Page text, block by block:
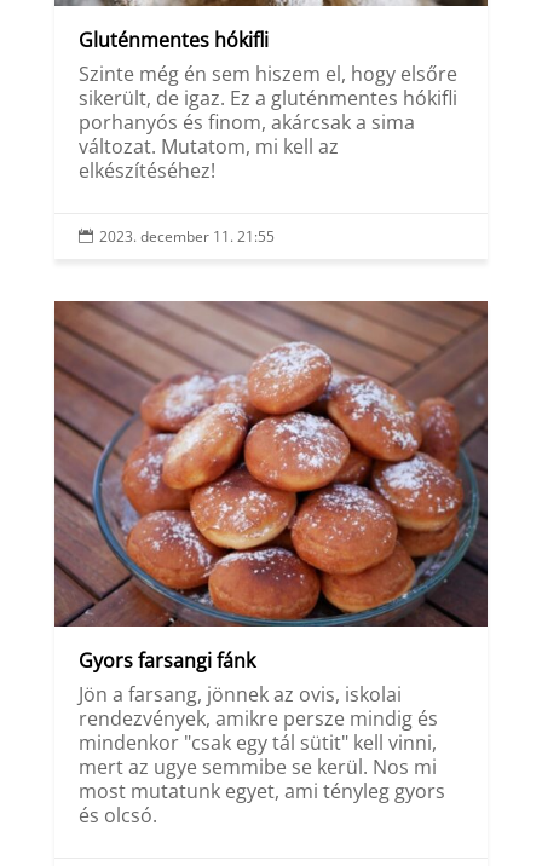
Gluténmentes hókifli
Szinte még én sem hiszem el, hogy elsőre
sikerült, de igaz. Ez a gluténmentes hókifli
porhanyós és finom, akárcsak a sima
változat. Mutatom, mi kell az
elkészítéséhez!
 2023. december 11. 21:55
Gyors farsangi fánk
Jön a farsang, jönnek az ovis, iskolai
rendezvények, amikre persze mindig és
mindenkor "csak egy tál sütit" kell vinni,
mert az ugye semmibe se kerül. Nos mi
most mutatunk egyet, ami tényleg gyors
és olcsó.